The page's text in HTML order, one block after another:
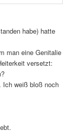
habe) hatte
man eine Genitalie
versetzt:
Ich weiß bloß noch